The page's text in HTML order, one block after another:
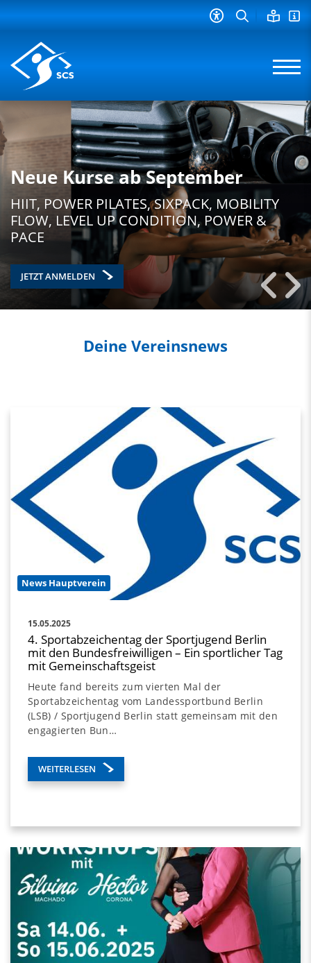
Neue Kurse ab September
HIIT, POWER PILATES, SIXPACK, MOBILITY
FLOW, LEVEL UP CONDITION, POWER &
PACE
JETZT ANMELDEN
Deine Vereinsnews
News Hauptverein
15.05.2025
4. Sportabzeichentag der Sportjugend Berlin
mit den Bundesfreiwilligen – Ein sportlicher Tag
mit Gemeinschaftsgeist
Heute fand bereits zum vierten Mal der
Sportabzeichentag vom Landessportbund Berlin
(LSB) / Sportjugend Berlin statt gemeinsam mit den
engagierten Bun…
WEITERLESEN